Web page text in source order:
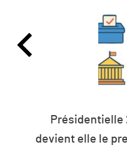
Présidentielle
devient elle le